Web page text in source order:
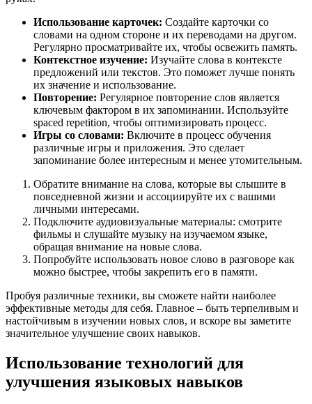
Использование карточек: Создайте карточки со
словами на одном стороне и их переводами на другом.
Регулярно просматривайте их, чтобы освежить память.
Контекстное изучение: Изучайте слова в контексте
предложений или текстов. Это поможет лучше понять
их значение и использование.
Повторение: Регулярное повторение слов является
ключевым фактором в их запоминании. Используйте
spaced repetition, чтобы оптимизировать процесс.
Игры со словами: Включите в процесс обучения
различные игры и приложения. Это сделает
запоминание более интересным и менее утомительным.
Обратите внимание на слова, которые вы слышите в
повседневной жизни и ассоциируйте их с вашими
личными интересами.
Подключите аудиовизуальные материалы: смотрите
фильмы и слушайте музыку на изучаемом языке,
обращая внимание на новые слова.
Попробуйте использовать новое слово в разговоре как
можно быстрее, чтобы закрепить его в памяти.
Пробуя различные техники, вы сможете найти наиболее
эффективные методы для себя. Главное – быть терпеливым и
настойчивым в изучении новых слов, и вскоре вы заметите
значительное улучшение своих навыков.
Использование технологий для
улучшения языковых навыков